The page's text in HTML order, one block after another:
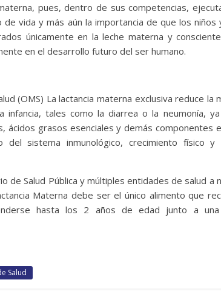
pues, dentro de sus competencias,
vida y más aún la importancia de que los niños
únicamente en la leche materna y
en el desarrollo futuro del ser humano.
(OMS) La lactancia materna exclusiva reduce la
tales como la diarrea o la neumonía,
ácidos grasos esenciales y demás componentes
sistema inmunológico, crecimiento físico y
de Salud Pública y múltiples entidades de salud a
Materna debe ser el único alimento que
hasta los 2 años de edad junto a una
Salud